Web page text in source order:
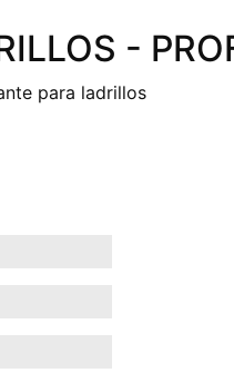
-
para ladrillos